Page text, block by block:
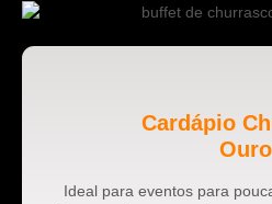
Cardápio
Ouro
Ideal para eventos para